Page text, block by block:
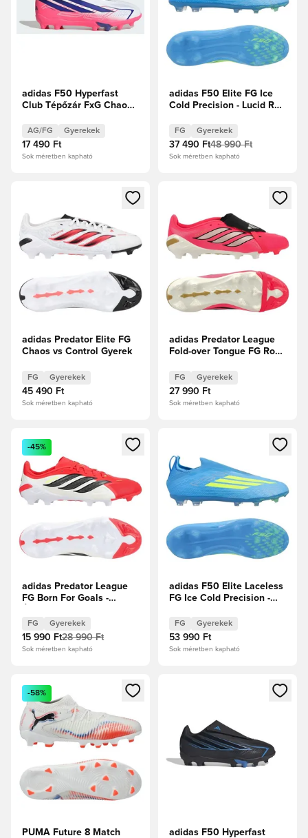
adidas F50 Hyperfast
Club Tépőzár FxG Chaos
AG/FG Gyerekek
17 490 Ft
Sok méretben kapható
adidas F50 Elite FG Ice
Cold Precision - Lucid Ray
szolgálati akva Gyerek
FG Gyerekek
37 490 Ft48 990 Ft
Sok méretben kapható
Megnyit egy modált a bejelentkezéshez vagy a tagként
adidas Predator Elite FG
Chaos vs Control Gyerek
FG Gyerekek
45 490 Ft
Sok méretben kapható
Megnyit egy modált a
adidas Predator League
Fold-over Tongue FG Road
Turbo/Thermal
Chrome/Core Black
Gyerek
FG Gyerekek
27 990 Ft
Sok méretben kapható
Megnyit egy modált a bejelentkezéshez vagy a tagként
-45%
adidas Predator League
FG Born For Goals -
Black/Fehér cipők Gyerek
FG Gyerekek
15 990 Ft28 990 Ft
Sok méretben kapható
Megnyit egy modált a
adidas F50 Elite Laceless
FG Ice Cold Precision -
Blue/Napsárga/Világos
szolgálati akva Gyerek
FG Gyerekek
53 990 Ft
Sok méretben kapható
Megnyit egy modált a bejelentkezéshez vagy a tagként
-58%
PUMA Future 8 Match
Megnyit egy modált a
adidas F50 Hyperfast